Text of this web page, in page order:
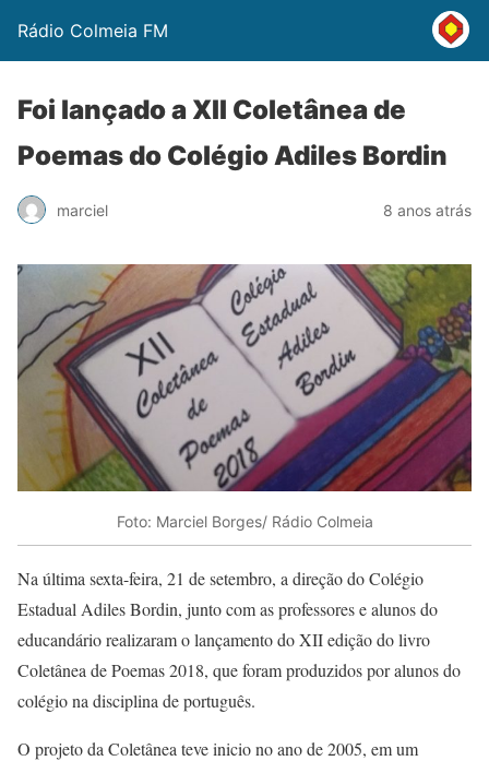
Rádio Colmeia FM
Foi lançado a XII Coletânea de
Poemas do Colégio Adiles Bordin
marciel 8 anos atrás
Foto: Marciel Borges/ Rádio Colmeia
Na última sexta-feira, 21 de setembro, a direção do Colégio
Estadual Adiles Bordin, junto com as professores e alunos do
educandário realizaram o lançamento do XII edição do livro
Coletânea de Poemas 2018, que foram produzidos por alunos do
colégio na disciplina de português.
O projeto da Coletânea teve inicio no ano de 2005, em um